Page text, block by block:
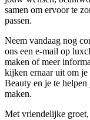
samen om ervoor te
passen.
Neem vandaag nog
ons een e-mail op
maken of meer
kijken ernaar uit om
Beauty en je te
maken.
Met vriendelijke groet,